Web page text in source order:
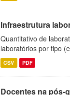
Infraestrutura
Quantitativo de
laboratórios por tipo
CSV PDF
Docentes na pós-